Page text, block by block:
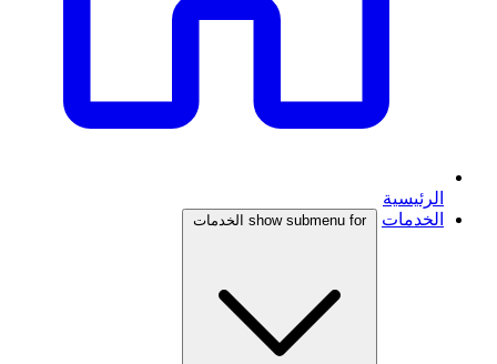
الرئيسية
الخدمات
show submenu for الخدمات